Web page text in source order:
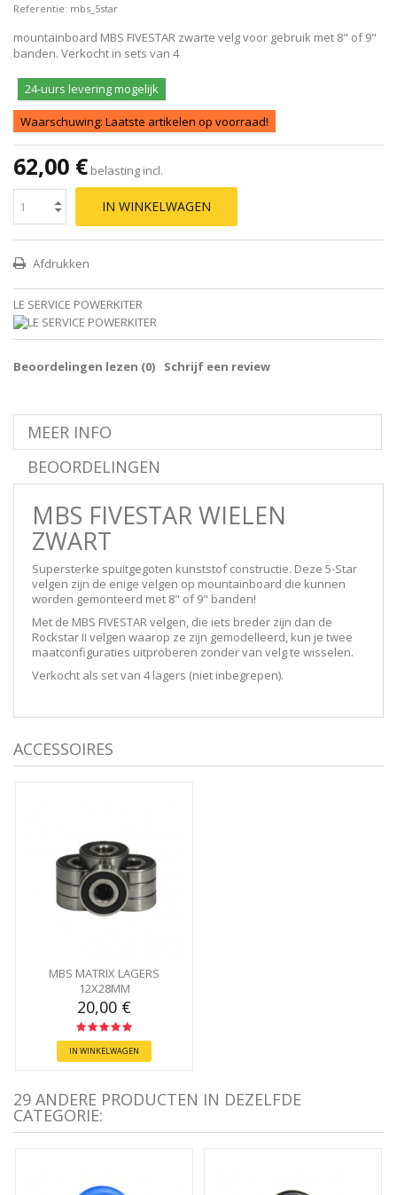
Referentie: mbs_5star
mountainboard MBS FIVESTAR zwarte velg voor gebruik met 8" of 9"
banden. Verkocht in sets van 4
24-uurs levering mogelijk
Waarschuwing: Laatste artikelen op voorraad!
62,00 € belasting incl.
IN WINKELWAGEN
Afdrukken
LE SERVICE POWERKITER
Beoordelingen lezen (0) Schrijf een review
MEER INFO
BEOORDELINGEN
MBS FIVESTAR WIELEN
ZWART
Supersterke spuitgegoten kunststof constructie. Deze 5-Star
velgen zijn de enige velgen op mountainboard die kunnen
worden gemonteerd met 8" of 9" banden!
Met de MBS FIVESTAR velgen, die iets breder zijn dan de
Rockstar II velgen waarop ze zijn gemodelleerd, kun je twee
maatconfiguraties uitproberen zonder van velg te wisselen.
Verkocht als set van 4 lagers (niet inbegrepen).
ACCESSOIRES
MBS MATRIX LAGERS
12X28MM
20,00 €
IN WINKELWAGEN
29 ANDERE PRODUCTEN IN DEZELFDE
CATEGORIE: